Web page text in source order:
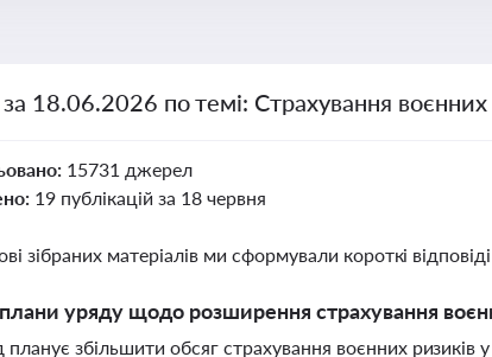
18.06.2026 по темі: Страхування воєнних
15731 джерел
19 публікацій за 18 червня
зібраних матеріалів ми сформували короткі
уряду щодо розширення страхування
планує збільшити обсяг страхування воєнних ризиків